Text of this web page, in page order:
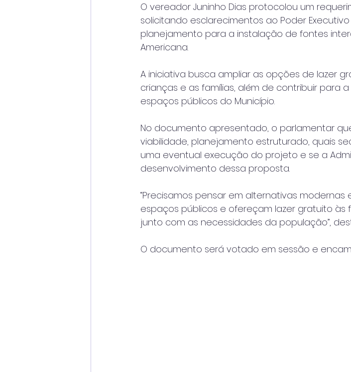
O vereador Juninho Dias protocolou um
solicitando esclarecimentos ao Poder
planejamento para a instalação de fontes
Americana.
A iniciativa busca ampliar as opções de lazer
crianças e as famílias, além de contribuir para
espaços públicos do Município.
No documento apresentado, o parlamentar
viabilidade, planejamento estruturado, quais
uma eventual execução do projeto e se a
desenvolvimento dessa proposta.
“Precisamos pensar em alternativas modernas
espaços públicos e ofereçam lazer gratuito às
junto com as necessidades da população”,
O documento será votado em sessão e